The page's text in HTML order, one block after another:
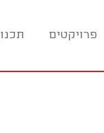
פרויקטים